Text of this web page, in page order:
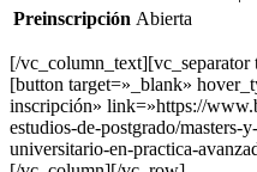
Preinscripción Abierta
[/vc_column_text][vc_separator
[button target=»_blank»
inscripción» link=»https://
estudios-de-postgrado/masters-
universitario-en-practica-